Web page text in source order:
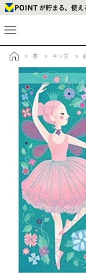
トップ
> 本 > キッズ >